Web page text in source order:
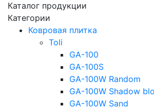
Каталог продукции
Категории
Ковровая плитка
Toli
GA-100
GA-100S
GA-100W Random
GA-100W Shadow
GA-100W Sand